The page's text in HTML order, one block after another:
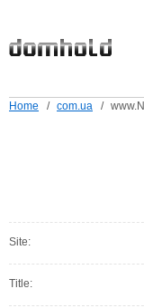
Home / com.ua /
Site:
Title: